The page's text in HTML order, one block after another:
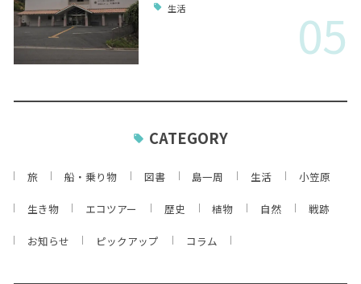
生活 05
CATEGORY
旅 船・乗り物 図書 島一周 生活 小笠原
生き物 エコツアー 歴史 植物 自然 戦跡
お知らせ ピックアップ コラム